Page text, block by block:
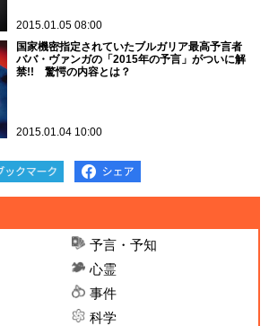
2015.01.05 08:00
国家機密指定されていたブルガリア最高予言者
ババ・ヴァンガの「2015年の予言」がついに解
禁!! 驚愕の内容とは？
2015.01.04 10:00
予言・予知
心霊
事件
科学